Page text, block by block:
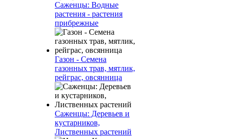
Саженцы: Водные
растения - растения
прибрежные
Газон - Семена
газонных трав, мятлик,
рейграс, овсянница
Саженцы: Деревьев и
кустарников,
Лиственных растений